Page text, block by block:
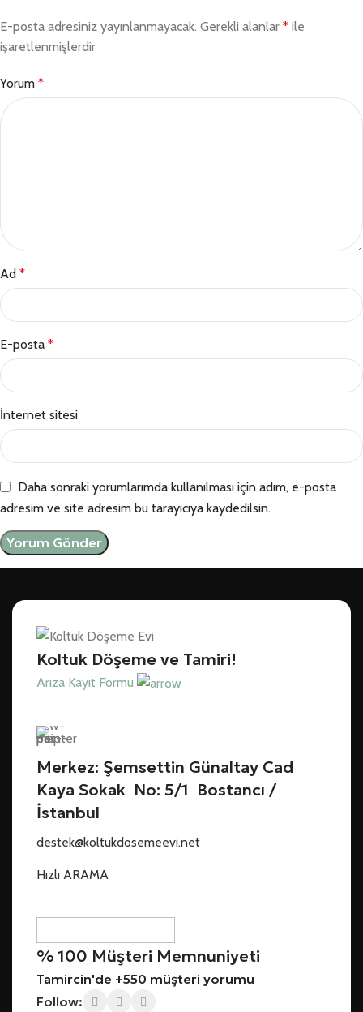
E-posta adresiniz yayınlanmayacak. Gerekli alanlar * ile
işaretlenmişlerdir
Yorum *
Ad *
E-posta *
İnternet sitesi
Daha sonraki yorumlarımda kullanılması için adım, e-posta
adresim ve site adresim bu tarayıcıya kaydedilsin.
Koltuk Döşeme ve Tamiri!
Arıza Kayıt Formu
Merkez: Şemsettin Günaltay Cad
Kaya Sokak No: 5/1 Bostancı /
İstanbul
destek@koltukdosemeevi.net
Hızlı ARAMA
% 100 Müşteri Memnuniyeti
Tamircin'de +550 müşteri yorumu
Follow: